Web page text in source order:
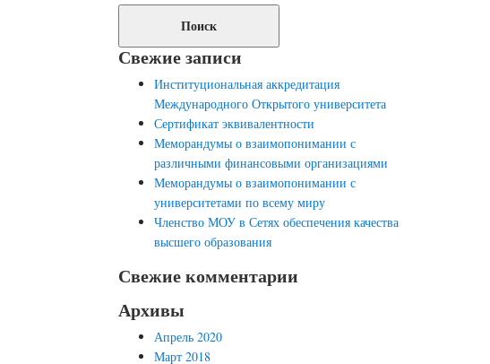
Свежие записи
Институциональная аккредитация
Международного Открытого университета
Сертификат эквивалентности
Меморандумы о взаимопонимании с
различными финансовыми организациями
Меморандумы о взаимопонимании с
университетами по всему миру
Членство МОУ в Сетях обеспечения качества
высшего образования
Свежие комментарии
Архивы
Апрель 2020
Март 2018